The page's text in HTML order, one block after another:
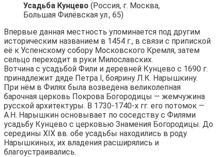
Усадьба Кунцево (Россия, г. Москва,
Большая Филёвская ул., 65)
Впервые данная местность упоминается под другим
историческим названием в 1454 г., в связи с припиской
её к Успенскому собору Московского Кремля, затем
сельцо переходит в руки Милославских.
Вотчина с усадьбой Фили и деревней Кунцево с 1690 г.
принадлежит дяде Петра I, боярину Л.К. Нарышкину.
При нём в Филях была возведена великолепная
барочная церковь Покрова Богородицы — жемчужина
русской архитектуры. В 1730-1740-х гг. его потомок —
А.Н. Нарышкин основывает по соседству с Филями
усадьбу Кунцево с церковью Знамения Богородицы. До
середины XIX вв. обе усадьбы находились в роду
Нарышкиных, их владения расширялись и
благоустраивались.